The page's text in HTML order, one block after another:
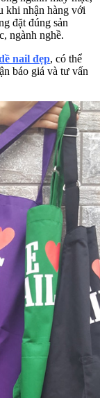
khi nhận hàng với
đặt đúng sản
ngành nghề.
nail đẹp, có thể
báo giá và tư vấn